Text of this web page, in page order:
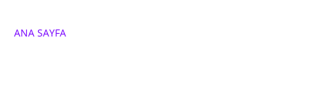
ANA SAYFA